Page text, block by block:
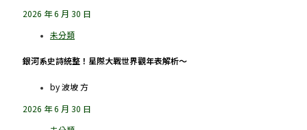
2026 年 6 月 30 日
銀河系史詩統整！星際大戰世界觀年表解析～
by波坡 方
2026 年 6 月 30 日